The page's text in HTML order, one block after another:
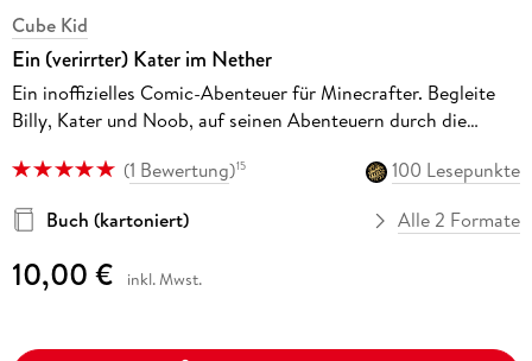
Cube Kid
Ein (verirrter) Kater im Nether
Ein inoffizielles Comic-Abenteuer für Minecrafter. Begleite
Billy, Kater und Noob, auf seinen Abenteuern durch die
(1 Bewertung)15
100 Lesepunkte
Buch (kartoniert)
Alle 2 Formate
10,00 € inkl. Mwst.